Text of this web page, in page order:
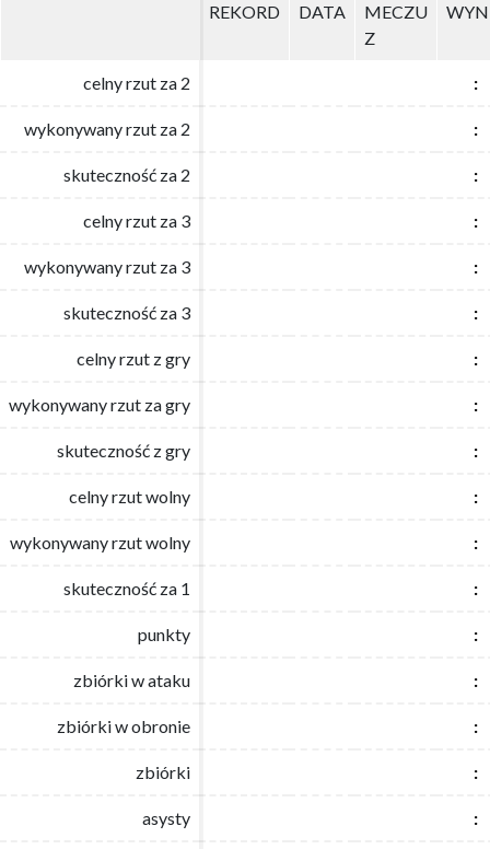
REKORD DATA
MECZU
Z
celny rzut za 2 :
wykonywany rzut za 2 :
skuteczność za 2 :
celny rzut za 3 :
wykonywany rzut za 3 :
skuteczność za 3 :
celny rzut z gry :
wykonywany rzut za gry :
skuteczność z gry :
celny rzut wolny :
wykonywany rzut wolny :
skuteczność za 1 :
punkty :
zbiórki w ataku :
zbiórki w obronie :
zbiórki :
asysty :
REKORD DATA
MECZU
Z
celny rzut za 2 :
wykonywany rzut za 2 :
skuteczność za 2 :
celny rzut za 3 :
wykonywany rzut za 3 :
skuteczność za 3 :
celny rzut z gry :
wykonywany rzut za gry :
skuteczność z gry :
celny rzut wolny :
wykonywany rzut wolny :
skuteczność za 1 :
punkty :
zbiórki w ataku :
zbiórki w obronie :
zbiórki :
asysty :